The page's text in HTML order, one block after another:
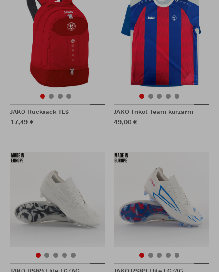
JAKO Rucksack TLS
17,49 €
JAKO Trikot Team kurzarm
49,00 €